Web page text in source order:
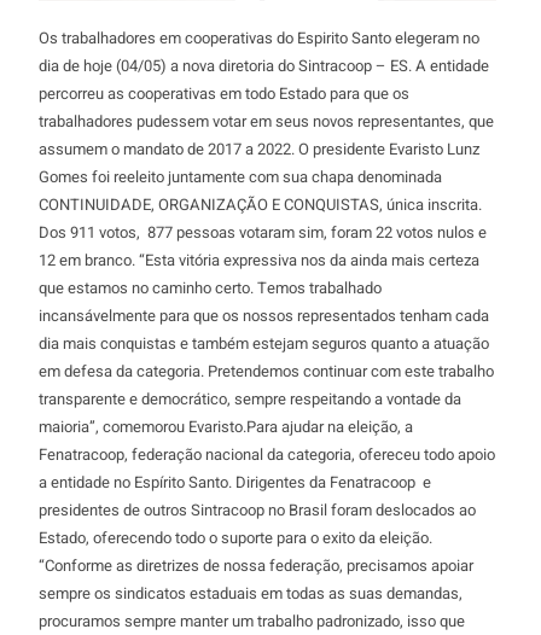
Os trabalhadores em cooperativas do Espirito Santo elegeram no
dia de hoje (04/05) a nova diretoria do Sintracoop – ES. A entidade
percorreu as cooperativas em todo Estado para que os
trabalhadores pudessem votar em seus novos representantes, que
assumem o mandato de 2017 a 2022. O presidente Evaristo Lunz
Gomes foi reeleito juntamente com sua chapa denominada
CONTINUIDADE, ORGANIZAÇÃO E CONQUISTAS, única inscrita.
Dos 911 votos, 877 pessoas votaram sim, foram 22 votos nulos e
12 em branco. “Esta vitória expressiva nos da ainda mais certeza
que estamos no caminho certo. Temos trabalhado
incansávelmente para que os nossos representados tenham cada
dia mais conquistas e também estejam seguros quanto a atuação
em defesa da categoria. Pretendemos continuar com este trabalho
transparente e democrático, sempre respeitando a vontade da
maioria”, comemorou Evaristo.Para ajudar na eleição, a
Fenatracoop, federação nacional da categoria, ofereceu todo apoio
a entidade no Espírito Santo. Dirigentes da Fenatracoop e
presidentes de outros Sintracoop no Brasil foram deslocados ao
Estado, oferecendo todo o suporte para o exito da eleição.
“Conforme as diretrizes de nossa federação, precisamos apoiar
sempre os sindicatos estaduais em todas as suas demandas,
procuramos sempre manter um trabalho padronizado, isso que